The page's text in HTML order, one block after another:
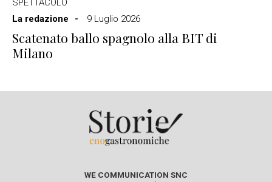
La redazione
9 Luglio 2026
Scatenato ballo spagnolo alla BIT di
Milano
WE COMMUNICATION SNC